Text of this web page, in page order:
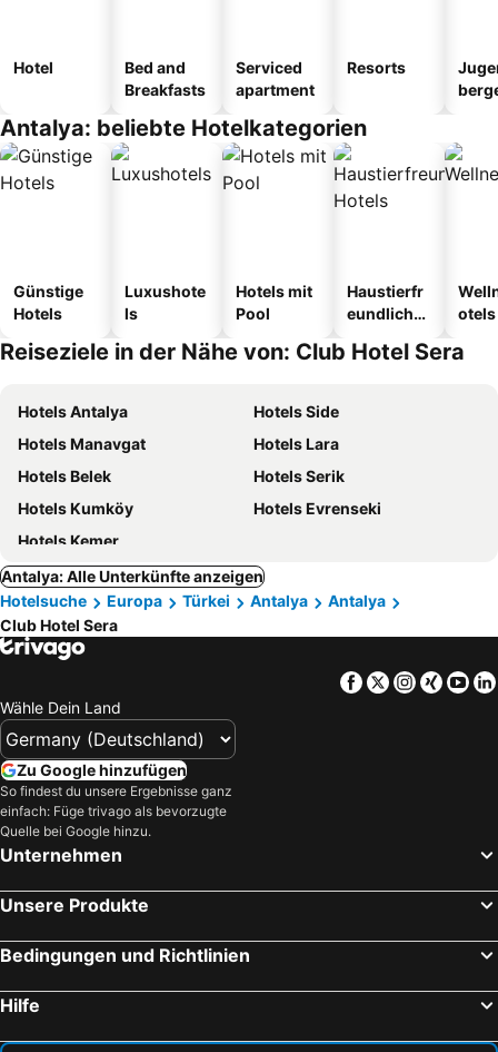
Hotel
Bed and
Breakfasts
Serviced
apartment
Resorts
Antalya: beliebte Hotelkategorien
Günstige
Hotels
Luxushote
ls
Hotels mit
Pool
Haustierfr
eundliche
otels
Reiseziele in der Nähe von: Club Hotel Sera
Hotels Antalya
Hotels Side
Hotels Manavgat
Hotels Lara
Hotels Belek
Hotels Serik
Hotels Kumköy
Hotels Evrenseki
Hotels Kemer
Antalya: Alle Unterkünfte anzeigen
Hotelsuche
Europa Türkei Antalya
Antalya
Club Hotel Sera
Facebook
TwitterXing
Wähle Dein Land
Zu Google hinzufügen
So findest du unsere Ergebnisse ganz
einfach: Füge trivago als bevorzugte
Quelle bei Google hinzu.
Unternehmen
Unsere Produkte
Bedingungen und Richtlinien
Hilfe